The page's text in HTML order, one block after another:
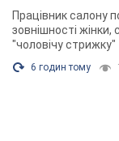
розгорівся
Працівник салону
зовнішності
"чоловічу стрижку"
6 годин тому